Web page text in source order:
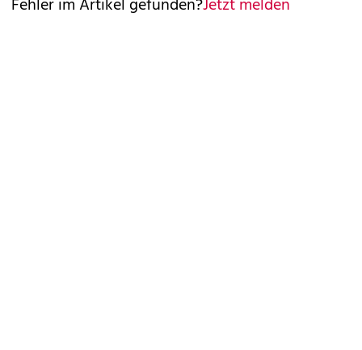
Fehler im Artikel gefunden?Jetzt melden